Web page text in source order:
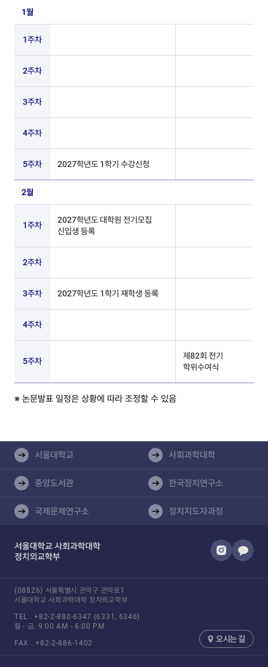
1월
1주차
2주차
3주차
4주차
5주차 2027학년도 1학기 수강신청
2월
1주차
2027학년도 대학원 전기모집
신입생 등록
2주차
3주차 2027학년도 1학기 재학생 등록
4주차
5주차
제82회 전기
학위수여식
※ 논문발표 일정은 상황에 따라 조정할 수 있음
서울대학교 사회과학대학
중앙도서관 한국정치연구소
국제문제연구소 정치지도자과정​
(08826) 서울특별시 관악구 관악로1
서울대학교 사회과학대학 정치외교학부
TEL .+82-2-880-6347 (6331, 6346)
월 - 금. 9:00 AM - 6:00 PM
FAX .+82-2-886-1402 오시는 길